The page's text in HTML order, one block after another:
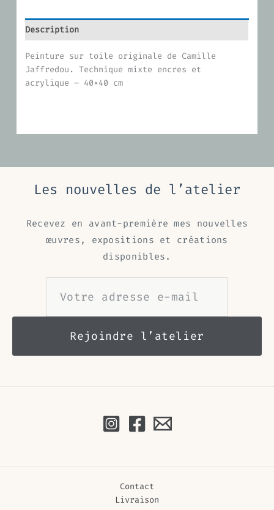
Description
Peinture sur toile originale de Camille
Jaffredou. Technique mixte encres et
acrylique – 40×40 cm
Les nouvelles de l’atelier
Recevez en avant-première mes nouvelles
œuvres, expositions et créations
disponibles.
Contact
Livraison